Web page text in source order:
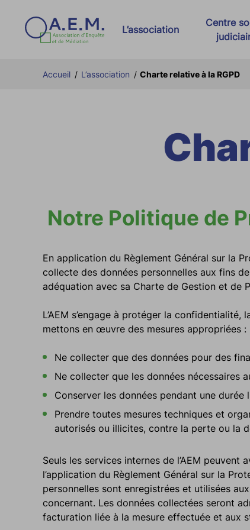
L’association
Présentation d’AEM
Charte relative à la RGPD
Centre
Dispositif
Stages
Accueil / L’association / Charte relative à la RGPD
Notre Politique de
En application du Règlement Général sur la
collecte des données personnelles aux fins
adéquation avec sa Charte de Gestion et de
L’AEM s’engage à protéger la
mettons en œuvre des mesures appropriées :
Ne collecter que des données pour des
Ne collecter que les données nécessaires
Conserver les données pendant une durée
Prendre toutes mesures techniques et
autorisés ou illicites, contre la perte ou la
Seuls les services internes de l’AEM
l’application du Règlement Général sur la
personnelles sont enregistrées et utilisées
concernant. Les données collectées seront
facturation liée à la mesure effectuée et aux